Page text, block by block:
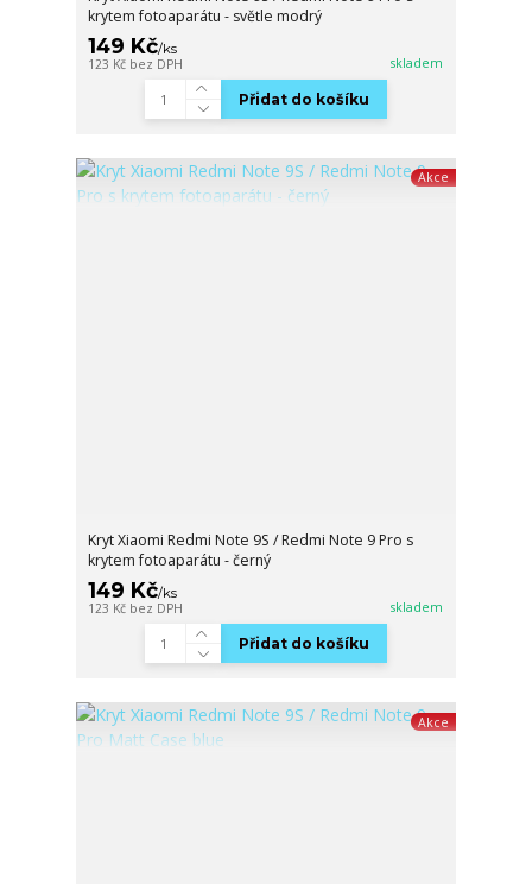
krytem fotoaparátu - světle modrý
149 Kč/ks
123 Kč bez DPH skladem
Přidat do košíku
Akce
Kryt Xiaomi Redmi Note 9S / Redmi Note 9 Pro s
krytem fotoaparátu - černý
149 Kč/ks
123 Kč bez DPH skladem
Přidat do košíku
Akce